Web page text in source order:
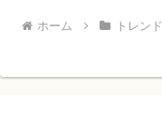
ホーム トレンド